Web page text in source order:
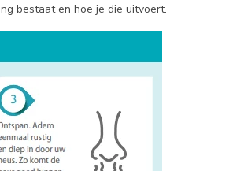
bestaat en hoe je die uitvoert.